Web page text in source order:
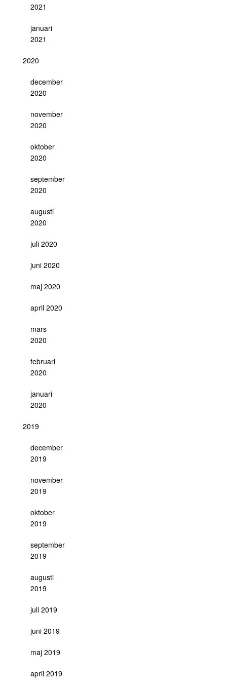
2021
januari
2021
2020
december
2020
november
2020
oktober
2020
september
2020
augusti
2020
juli 2020
juni 2020
maj 2020
april 2020
mars
2020
februari
2020
januari
2020
2019
december
2019
november
2019
oktober
2019
september
2019
augusti
2019
juli 2019
juni 2019
maj 2019
april 2019